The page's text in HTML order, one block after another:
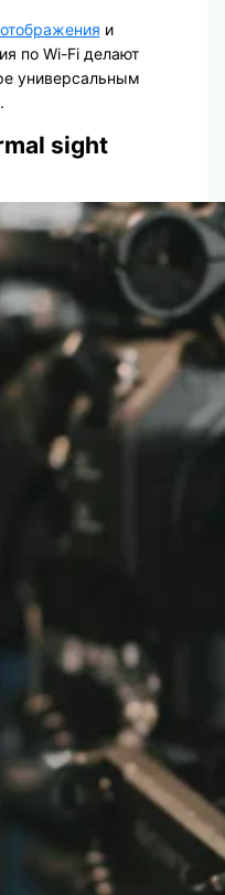
и
по Wi-Fi делают
универсальным
sight